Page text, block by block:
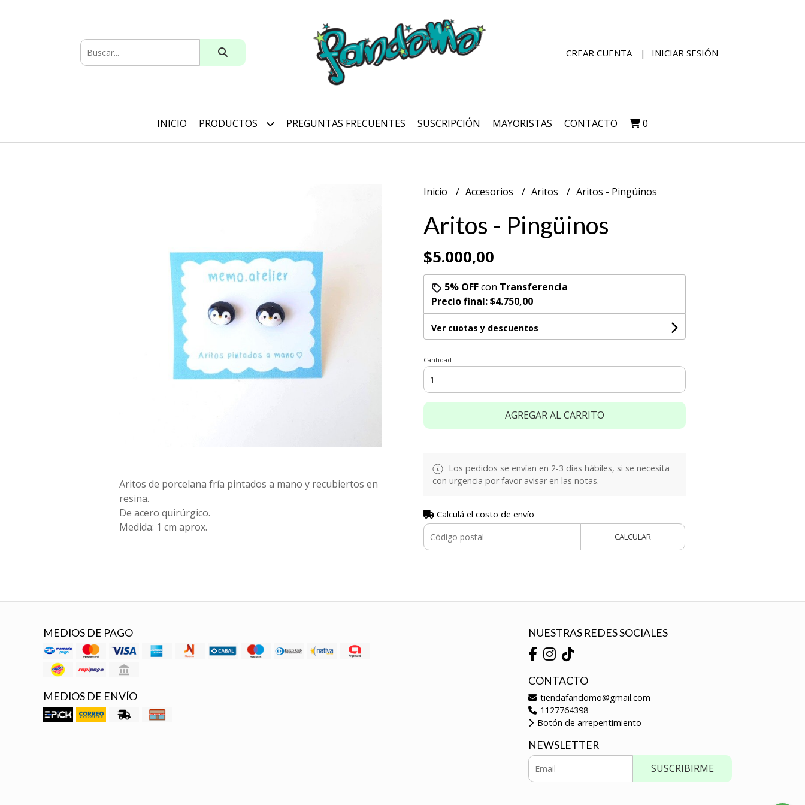
CREAR CUENTA INICIAR SESIÓN
INICIO PRODUCTOS PREGUNTAS FRECUENTES SUSCRIPCIÓN MAYORISTAS CONTACTO 0
Aritos de porcelana fría pintados a mano y recubiertos en
resina.
De acero quirúrgico.
Medida: 1 cm aprox.
Inicio Accesorios Aritos Aritos - Pingüinos
Aritos - Pingüinos
$5.000,00
5% OFFcon Transferencia
Precio final:$4.750,00
Ver cuotas y descuentos
Cantidad
AGREGAR AL CARRITO
Los pedidos se envían en 2-3 días hábiles, si se necesita
con urgencia por favor avisar en las notas.
Calculá el costo de envío
CALCULAR
MEDIOS DE PAGO
MEDIOS DE ENVÍO
NUESTRAS REDES SOCIALES
CONTACTO
tiendafandomo@gmail.com
1127764398
Botón de arrepentimiento
NEWSLETTER
SUSCRIBIRME